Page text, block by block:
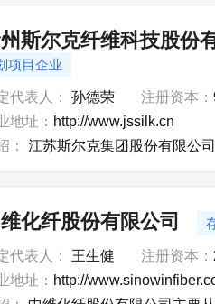
斯尔克纤维科技股份
项目企业
代表人： 孙德荣 注册资本：
地址： http://www.jssilk.cn
： 江苏斯尔克集团股份有限公
化纤股份有限公司
代表人： 王生健 注册资本：
地址： http://